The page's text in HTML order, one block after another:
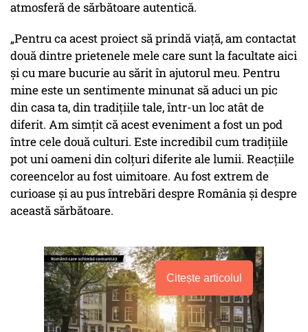
atmosferă de sărbătoare autentică.
„Pentru ca acest proiect să prindă viață, am contactat
două dintre prietenele mele care sunt la facultate aici
și cu mare bucurie au sărit în ajutorul meu. Pentru
mine este un sentimente minunat să aduci un pic
din casa ta, din tradițiile tale, într-un loc atât de
diferit. Am simțit că acest eveniment a fost un pod
între cele două culturi. Este incredibil cum tradițiile
pot uni oameni din colțuri diferite ale lumii. Reacțiile
coreencelor au fost uimitoare. Au fost extrem de
curioase și au pus întrebări despre România și despre
această sărbătoare.
Citește articolul